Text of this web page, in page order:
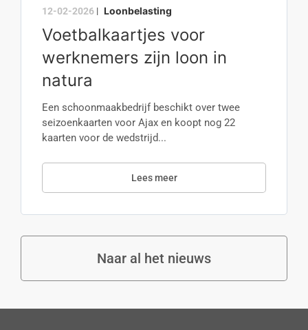
12-02-2026 | Loonbelasting
Voetbalkaartjes voor
werknemers zijn loon in
natura
Een schoonmaakbedrijf beschikt over twee
seizoenkaarten voor Ajax en koopt nog 22
kaarten voor de wedstrijd...
Lees meer
Naar al het nieuws